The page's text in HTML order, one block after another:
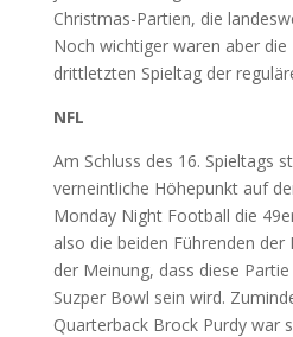
Christmas-Partien, die
Noch wichtiger waren aber die
drittletzten Spieltag der
NFL
Am Schluss des 16. Spieltags
verneintliche Höhepunkt auf
Monday Night Football die
also die beiden Führenden der
der Meinung, dass diese
Suzper Bowl sein wird.
Quarterback Brock Purdy war